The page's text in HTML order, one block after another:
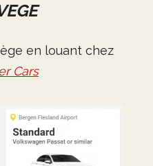
en louant chez
Cars